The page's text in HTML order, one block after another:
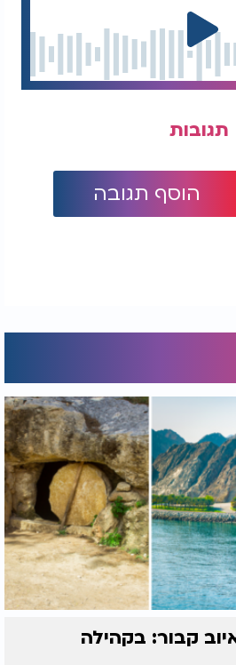
תגובות
הוסף תגובה
קבור: בקהילה